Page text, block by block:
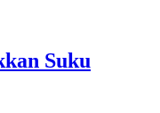
Suku